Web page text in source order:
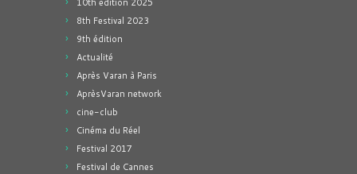
8th Festival 2023
9th édition
Actualité
Après Varan à Paris
AprèsVaran network
cine-club
Cinéma du Réel
Festival 2017
Festival de Cannes